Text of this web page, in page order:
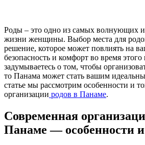
Роды – это одно из самых волнующих
жизни женщины. Выбор места для
решение, которое может повлиять на
безопасность и комфорт во время
задумываетесь о том, чтобы
то Панама может стать вашим
статье мы рассмотрим особенности и
организации родов в Панаме.
Современная
Панаме — особенности